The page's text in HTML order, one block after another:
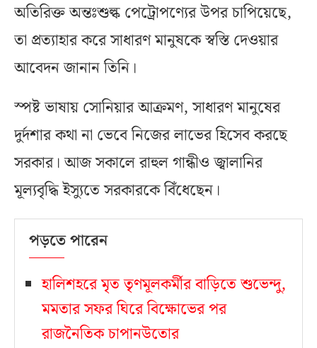
অতিরিক্ত অন্তঃশুল্ক পেট্রোপণ্যের উপর চাপিয়েছে,
তা প্রত্যাহার করে সাধারণ মানুষকে স্বস্তি দেওয়ার
আবেদন জানান তিনি।
স্পষ্ট ভাষায় সোনিয়ার আক্রমণ, সাধারণ মানুষের
দুর্দশার কথা না ভেবে নিজের লাভের হিসেব করছে
সরকার। আজ সকালে রাহুল গান্ধীও জ্বালানির
মূল্যবৃদ্ধি ইস্যুতে সরকারকে বিঁধেছেন।
পড়তে পারেন
হালিশহরে মৃত তৃণমূলকর্মীর বাড়িতে শুভেন্দু,
মমতার সফর ঘিরে বিক্ষোভের পর
রাজনৈতিক চাপানউতোর